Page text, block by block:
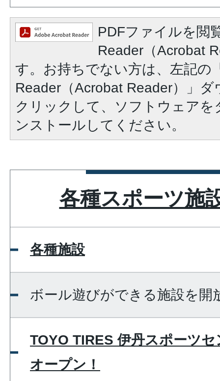
PDFファイルを閲
Reader（Acrobat
す。お持ちでない方は、左記の
Reader（Acrobat Reader）」
クリックして、ソフトウェア
ンストールしてください。
各種スポーツ施
各種施設
ボール遊びができる施設を開
TOYO TIRES 伊丹スポーツ
オープン！